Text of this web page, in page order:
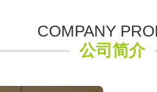
COMPANY
公司简介